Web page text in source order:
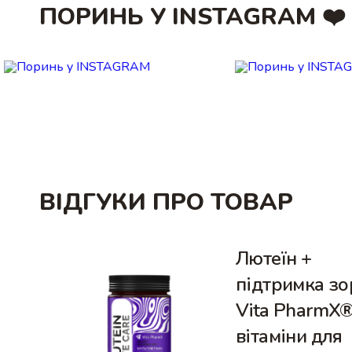
ПОРИНЬ У INSTAGRAM ❤️
ВІДГУКИ ПРО ТОВАР
Лютеїн +
підтримка
Vita
вітаміни для